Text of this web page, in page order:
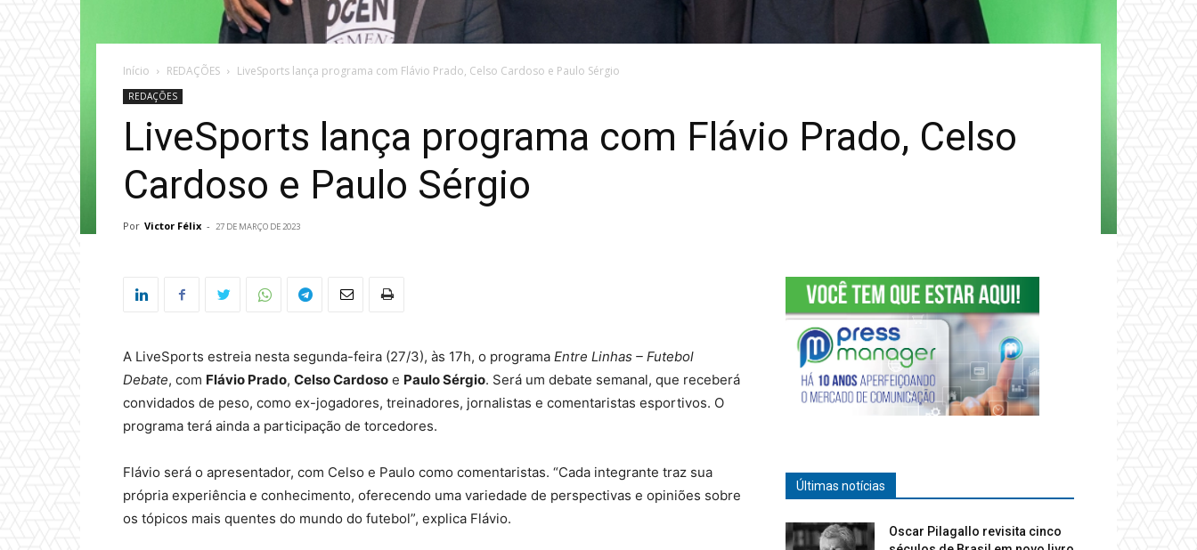
Início REDAÇÕES LiveSports lança programa com Flávio Prado, Celso Cardoso e Paulo Sérgio
REDAÇÕES
LiveSports lança programa com Flávio Prado, Celso
Cardoso e Paulo Sérgio
Por Victor Félix - 27 DE MARÇO DE 2023
A LiveSports estreia nesta segunda-feira (27/3), às 17h, o programa Entre Linhas – Futebol
Debate, com Flávio Prado, Celso Cardoso e Paulo Sérgio. Será um debate semanal, que receberá
convidados de peso, como ex-jogadores, treinadores, jornalistas e comentaristas esportivos. O
programa terá ainda a participação de torcedores.
Flávio será o apresentador, com Celso e Paulo como comentaristas. “Cada integrante traz sua
própria experiência e conhecimento, oferecendo uma variedade de perspectivas e opiniões sobre
os tópicos mais quentes do mundo do futebol”, explica Flávio.
Últimas notícias
Oscar Pilagallo revisita cinco